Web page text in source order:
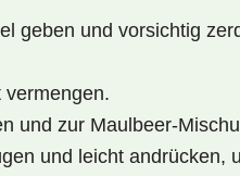
geben und vorsichtig
vermengen.
und zur Maulbeer-
und leicht andrücken,